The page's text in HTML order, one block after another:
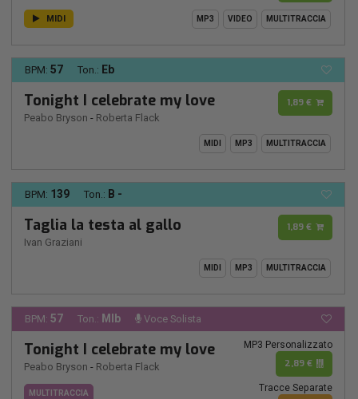
MIDI MP3 VIDEO MULTITRACCIA
BPM: 57 Ton.: Eb
Tonight I celebrate my love
Peabo Bryson - Roberta Flack
1,89 €
MIDI MP3 MULTITRACCIA
BPM: 139 Ton.: B -
Taglia la testa al gallo
Ivan Graziani
1,89 €
MIDI MP3 MULTITRACCIA
BPM: 57 Ton.: MIb Voce Solista
Tonight I celebrate my love
Peabo Bryson - Roberta Flack
MULTITRACCIA
MP3 Personalizzato
2,89 €
Tracce Separate